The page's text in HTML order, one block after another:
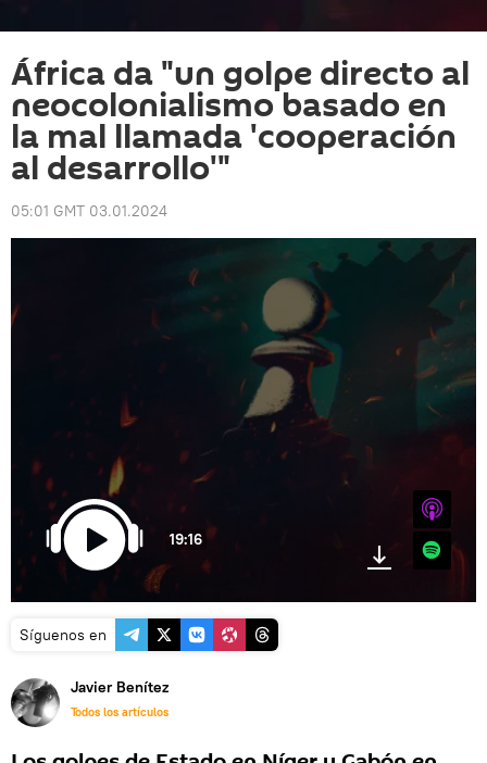
África da "un golpe directo al
neocolonialismo basado en
la mal llamada 'cooperación
al desarrollo'"
05:01 GMT 03.01.2024
19:16 Spotify
Síguenos en
Javier Benítez
Todos los artículos